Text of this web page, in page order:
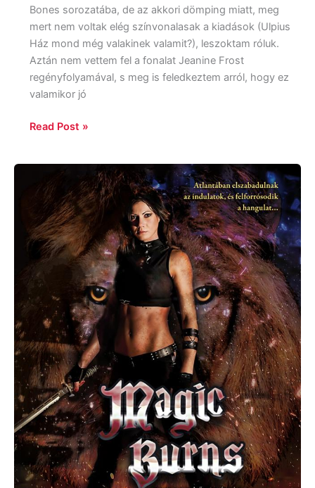
Bones sorozatába, de az akkori dömping miatt, meg
mert nem voltak elég színvonalasak a kiadások (Ulpius
Ház mond még valakinek valamit?), leszoktam róluk.
Aztán nem vettem fel a fonalat Jeanine Frost
regényfolyamával, s meg is feledkeztem arról, hogy ez
valamikor jó
Read Post »
Andrews:
Perzselő
mágia